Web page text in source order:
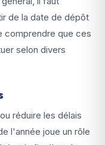
de la date de dépôt
comprendre que ces
selon divers
réduire les délais
l'année joue un rôle